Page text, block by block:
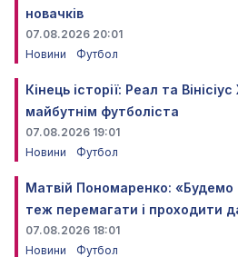
новачків
07.08.2026 20:01
Новини
Футбол
Кінець історії: Реал та
майбутнім футболіста
07.08.2026 19:01
Новини
Футбол
Матвій Пономаренко: «Будемо
теж перемагати і проходити
07.08.2026 18:01
Новини
Футбол